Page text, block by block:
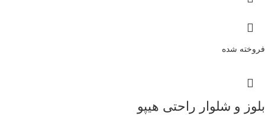
فروخته شده
بلوز و شلوار راحتی هیپو